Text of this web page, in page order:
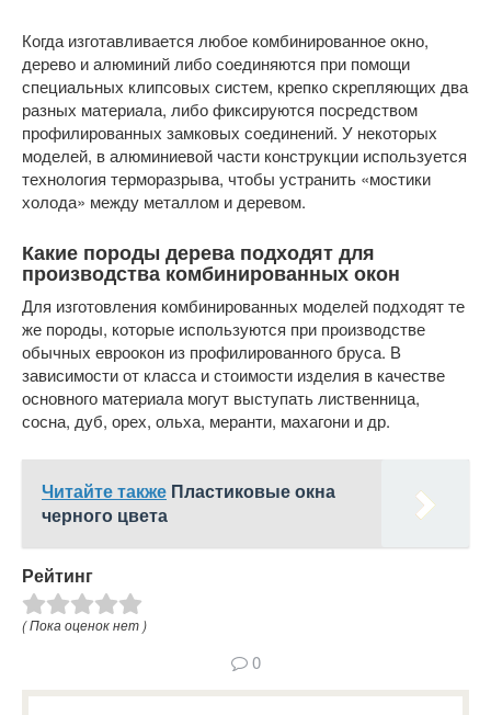
Когда изготавливается любое комбинированное окно,
дерево и алюминий либо соединяются при помощи
специальных клипсовых систем, крепко скрепляющих два
разных материала, либо фиксируются посредством
профилированных замковых соединений. У некоторых
моделей, в алюминиевой части конструкции используется
технология терморазрыва, чтобы устранить «мостики
холода» между металлом и деревом.
Какие породы дерева подходят для
производства комбинированных окон
Для изготовления комбинированных моделей подходят те
же породы, которые используются при производстве
обычных евроокон из профилированного бруса. В
зависимости от класса и стоимости изделия в качестве
основного материала могут выступать лиственница,
сосна, дуб, орех, ольха, меранти, махагони и др.
Читайте также Пластиковые окна
черного цвета
Рейтинг
( Пока оценок нет )
0